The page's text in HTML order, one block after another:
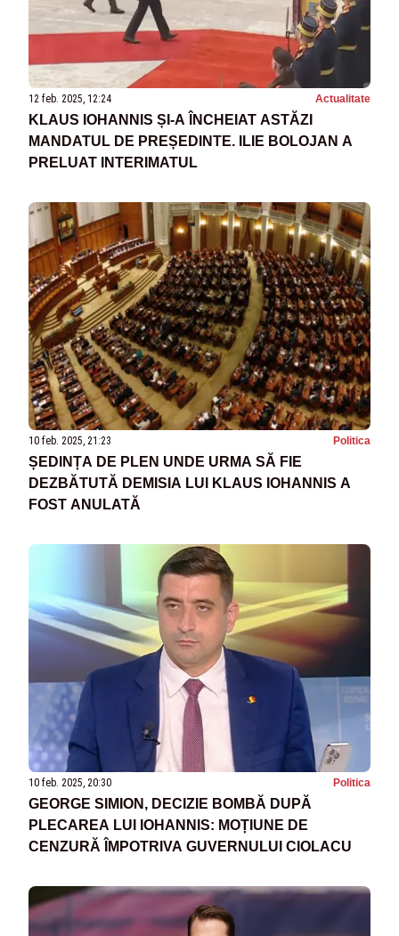
12 feb. 2025, 12:24 Actualitate
KLAUS IOHANNIS ȘI-A ÎNCHEIAT ASTĂZI
MANDATUL DE PREȘEDINTE. ILIE BOLOJAN A
PRELUAT INTERIMATUL
10 feb. 2025, 21:23 Politica
ȘEDINȚA DE PLEN UNDE URMA SĂ FIE
DEZBĂTUTĂ DEMISIA LUI KLAUS IOHANNIS A
FOST ANULATĂ
10 feb. 2025, 20:30 Politica
GEORGE SIMION, DECIZIE BOMBĂ DUPĂ
PLECAREA LUI IOHANNIS: MOȚIUNE DE
CENZURĂ ÎMPOTRIVA GUVERNULUI CIOLACU